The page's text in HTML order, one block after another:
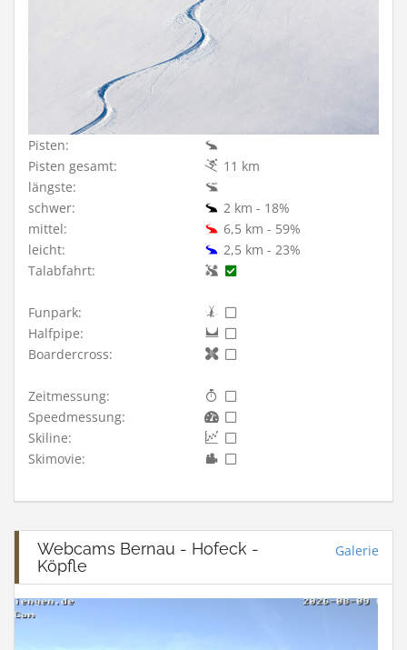
Pisten:
Pisten gesamt:
11 km
längste:
schwer:
2 km - 18%
mittel:
6,5 km - 59%
leicht:
2,5 km - 23%
Talabfahrt:
Funpark:
Halfpipe:
Boardercross:
Zeitmessung:
Speedmessung:
Skiline:
Skimovie:
Webcams Bernau - Hofeck -
Köpfle
Galerie